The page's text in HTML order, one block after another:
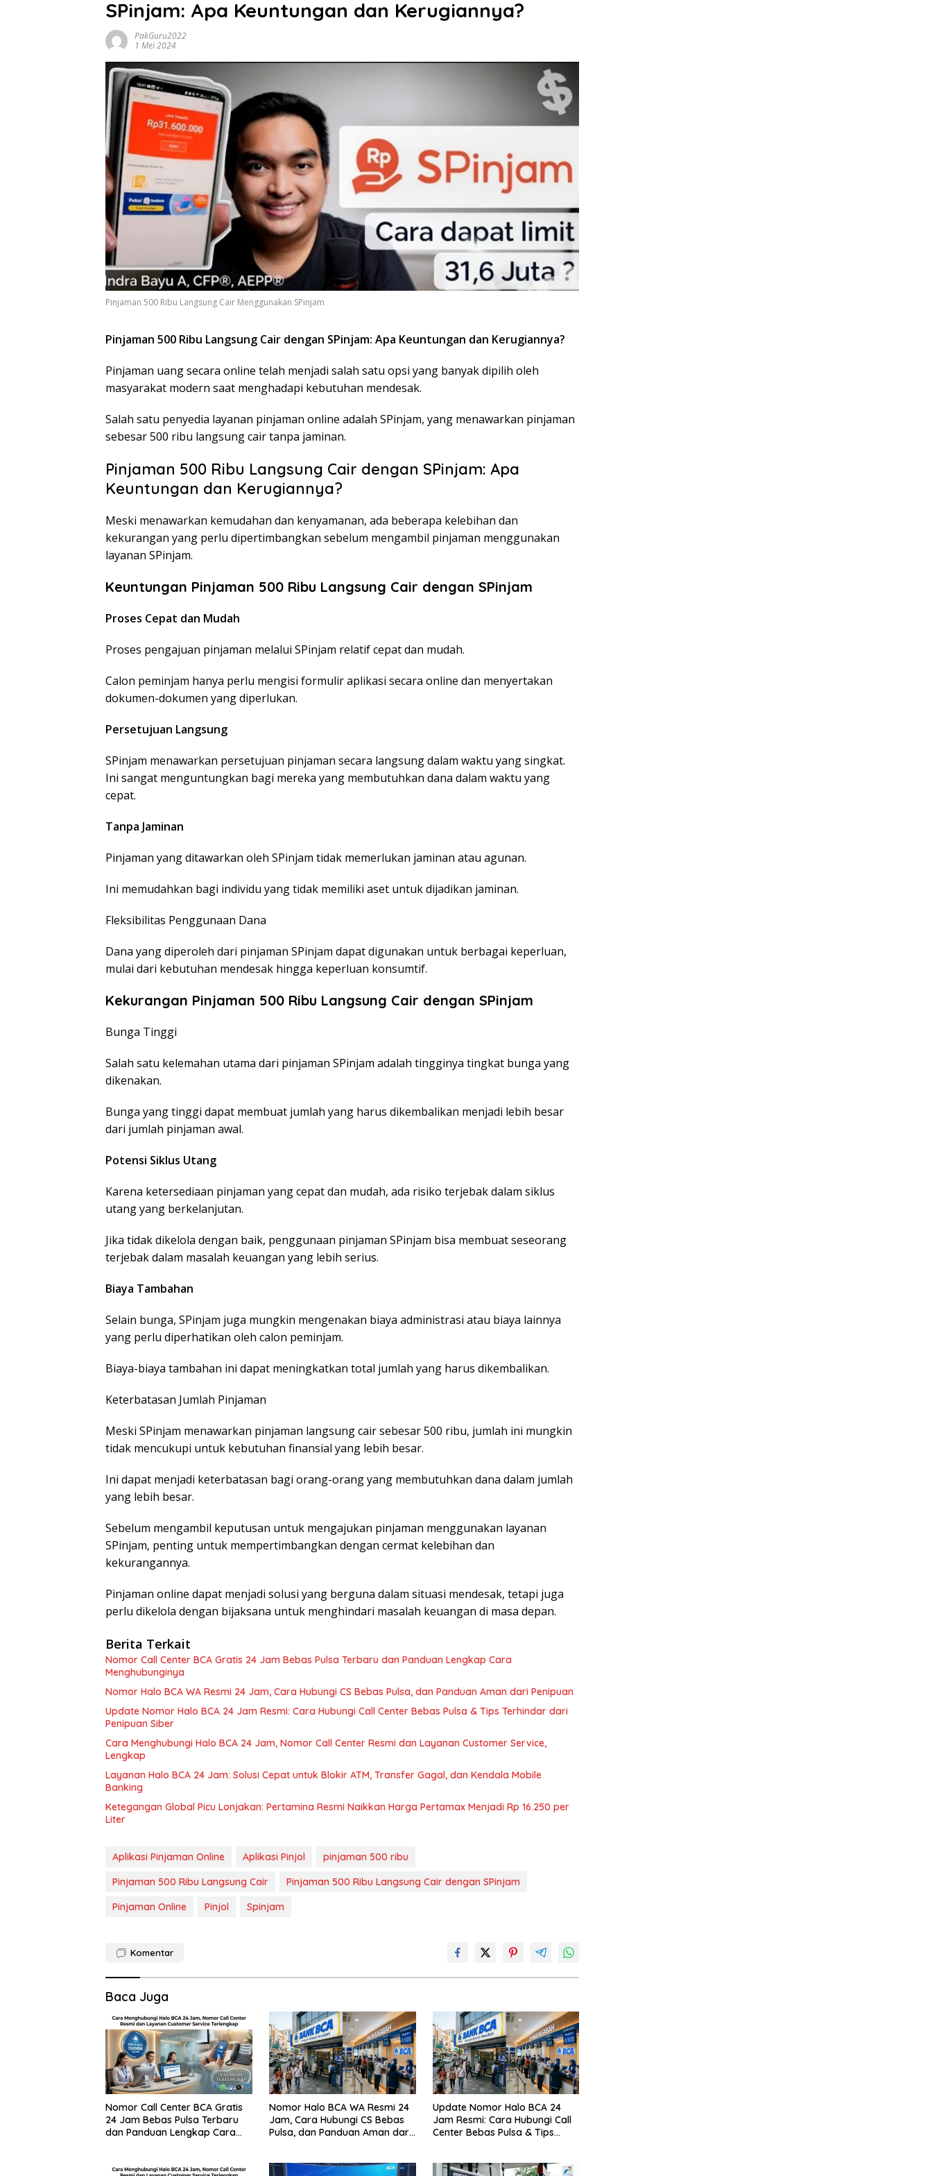
SPinjam: Apa Keuntungan dan Kerugiannya?
PakGuru2022
1 Mei 2024
Pinjaman 500 Ribu Langsung Cair Menggunakan SPinjam
Pinjaman 500 Ribu Langsung Cair dengan SPinjam: Apa Keuntungan dan Kerugiannya?
Pinjaman uang secara online telah menjadi salah satu opsi yang banyak dipilih oleh
masyarakat modern saat menghadapi kebutuhan mendesak.
Salah satu penyedia layanan pinjaman online adalah SPinjam, yang menawarkan pinjaman
sebesar 500 ribu langsung cair tanpa jaminan.
Pinjaman 500 Ribu Langsung Cair dengan SPinjam: Apa
Keuntungan dan Kerugiannya?
Meski menawarkan kemudahan dan kenyamanan, ada beberapa kelebihan dan
kekurangan yang perlu dipertimbangkan sebelum mengambil pinjaman menggunakan
layanan SPinjam.
Keuntungan Pinjaman 500 Ribu Langsung Cair dengan SPinjam
Proses Cepat dan Mudah
Proses pengajuan pinjaman melalui SPinjam relatif cepat dan mudah.
Calon peminjam hanya perlu mengisi formulir aplikasi secara online dan menyertakan
dokumen-dokumen yang diperlukan.
Persetujuan Langsung
SPinjam menawarkan persetujuan pinjaman secara langsung dalam waktu yang singkat.
Ini sangat menguntungkan bagi mereka yang membutuhkan dana dalam waktu yang
cepat.
Tanpa Jaminan
Pinjaman yang ditawarkan oleh SPinjam tidak memerlukan jaminan atau agunan.
Ini memudahkan bagi individu yang tidak memiliki aset untuk dijadikan jaminan.
Fleksibilitas Penggunaan Dana
Dana yang diperoleh dari pinjaman SPinjam dapat digunakan untuk berbagai keperluan,
mulai dari kebutuhan mendesak hingga keperluan konsumtif.
Kekurangan Pinjaman 500 Ribu Langsung Cair dengan SPinjam
Bunga Tinggi
Salah satu kelemahan utama dari pinjaman SPinjam adalah tingginya tingkat bunga yang
dikenakan.
Bunga yang tinggi dapat membuat jumlah yang harus dikembalikan menjadi lebih besar
dari jumlah pinjaman awal.
Potensi Siklus Utang
Karena ketersediaan pinjaman yang cepat dan mudah, ada risiko terjebak dalam siklus
utang yang berkelanjutan.
Jika tidak dikelola dengan baik, penggunaan pinjaman SPinjam bisa membuat seseorang
terjebak dalam masalah keuangan yang lebih serius.
Biaya Tambahan
Selain bunga, SPinjam juga mungkin mengenakan biaya administrasi atau biaya lainnya
yang perlu diperhatikan oleh calon peminjam.
Biaya-biaya tambahan ini dapat meningkatkan total jumlah yang harus dikembalikan.
Keterbatasan Jumlah Pinjaman
Meski SPinjam menawarkan pinjaman langsung cair sebesar 500 ribu, jumlah ini mungkin
tidak mencukupi untuk kebutuhan finansial yang lebih besar.
Ini dapat menjadi keterbatasan bagi orang-orang yang membutuhkan dana dalam jumlah
yang lebih besar.
Sebelum mengambil keputusan untuk mengajukan pinjaman menggunakan layanan
SPinjam, penting untuk mempertimbangkan dengan cermat kelebihan dan
kekurangannya.
Pinjaman online dapat menjadi solusi yang berguna dalam situasi mendesak, tetapi juga
perlu dikelola dengan bijaksana untuk menghindari masalah keuangan di masa depan.
Berita Terkait
Nomor Call Center BCA Gratis 24 Jam Bebas Pulsa Terbaru dan Panduan Lengkap Cara
Menghubunginya
Nomor Halo BCA WA Resmi 24 Jam, Cara Hubungi CS Bebas Pulsa, dan Panduan Aman dari Penipuan
Update Nomor Halo BCA 24 Jam Resmi: Cara Hubungi Call Center Bebas Pulsa & Tips Terhindar dari
Penipuan Siber
Cara Menghubungi Halo BCA 24 Jam, Nomor Call Center Resmi dan Layanan Customer Service,
Lengkap
Layanan Halo BCA 24 Jam: Solusi Cepat untuk Blokir ATM, Transfer Gagal, dan Kendala Mobile
Banking
Ketegangan Global Picu Lonjakan: Pertamina Resmi Naikkan Harga Pertamax Menjadi Rp 16.250 per
Liter
Aplikasi Pinjaman Online Aplikasi Pinjol
pinjaman 500 ribu
Pinjaman 500 Ribu Langsung Cair
Pinjaman 500 Ribu Langsung Cair dengan SPinjam
Pinjaman Online
Pinjol Spinjam
Komentar
Baca Juga
Nomor Call Center BCA Gratis
24 Jam Bebas Pulsa Terbaru
dan Panduan Lengkap Cara
Nomor Halo BCA WA Resmi 24
Jam, Cara Hubungi CS Bebas
Pulsa, dan Panduan Aman dari
Update Nomor Halo BCA 24
Jam Resmi: Cara Hubungi Call
Center Bebas Pulsa & Tips